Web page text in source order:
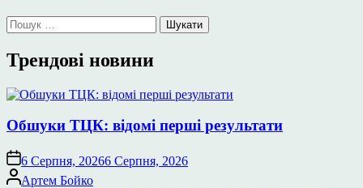
Пошук:
Трендові новини
Обшуки ТЦК: відомі перші результати
6 Серпня, 20266 Серпня, 2026
Опубліковано
Артем Бойко